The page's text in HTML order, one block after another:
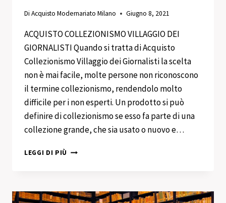
Di Acquisto Modernariato Milano Giugno 8, 2021
ACQUISTO COLLEZIONISMO VILLAGGIO DEI
GIORNALISTI Quando si tratta di Acquisto
Collezionismo Villaggio dei Giornalisti la scelta
non è mai facile, molte persone non riconoscono
il termine collezionismo, rendendolo molto
difficile per i non esperti. Un prodotto si può
definire di collezionismo se esso fa parte di una
collezione grande, che sia usato o nuovo e…
LEGGI DI PIÙ ACQUISTO